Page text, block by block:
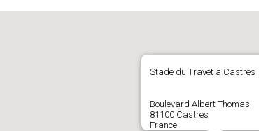
Stade du Travet à Castres
Boulevard Albert Thomas
81100 Castres
France